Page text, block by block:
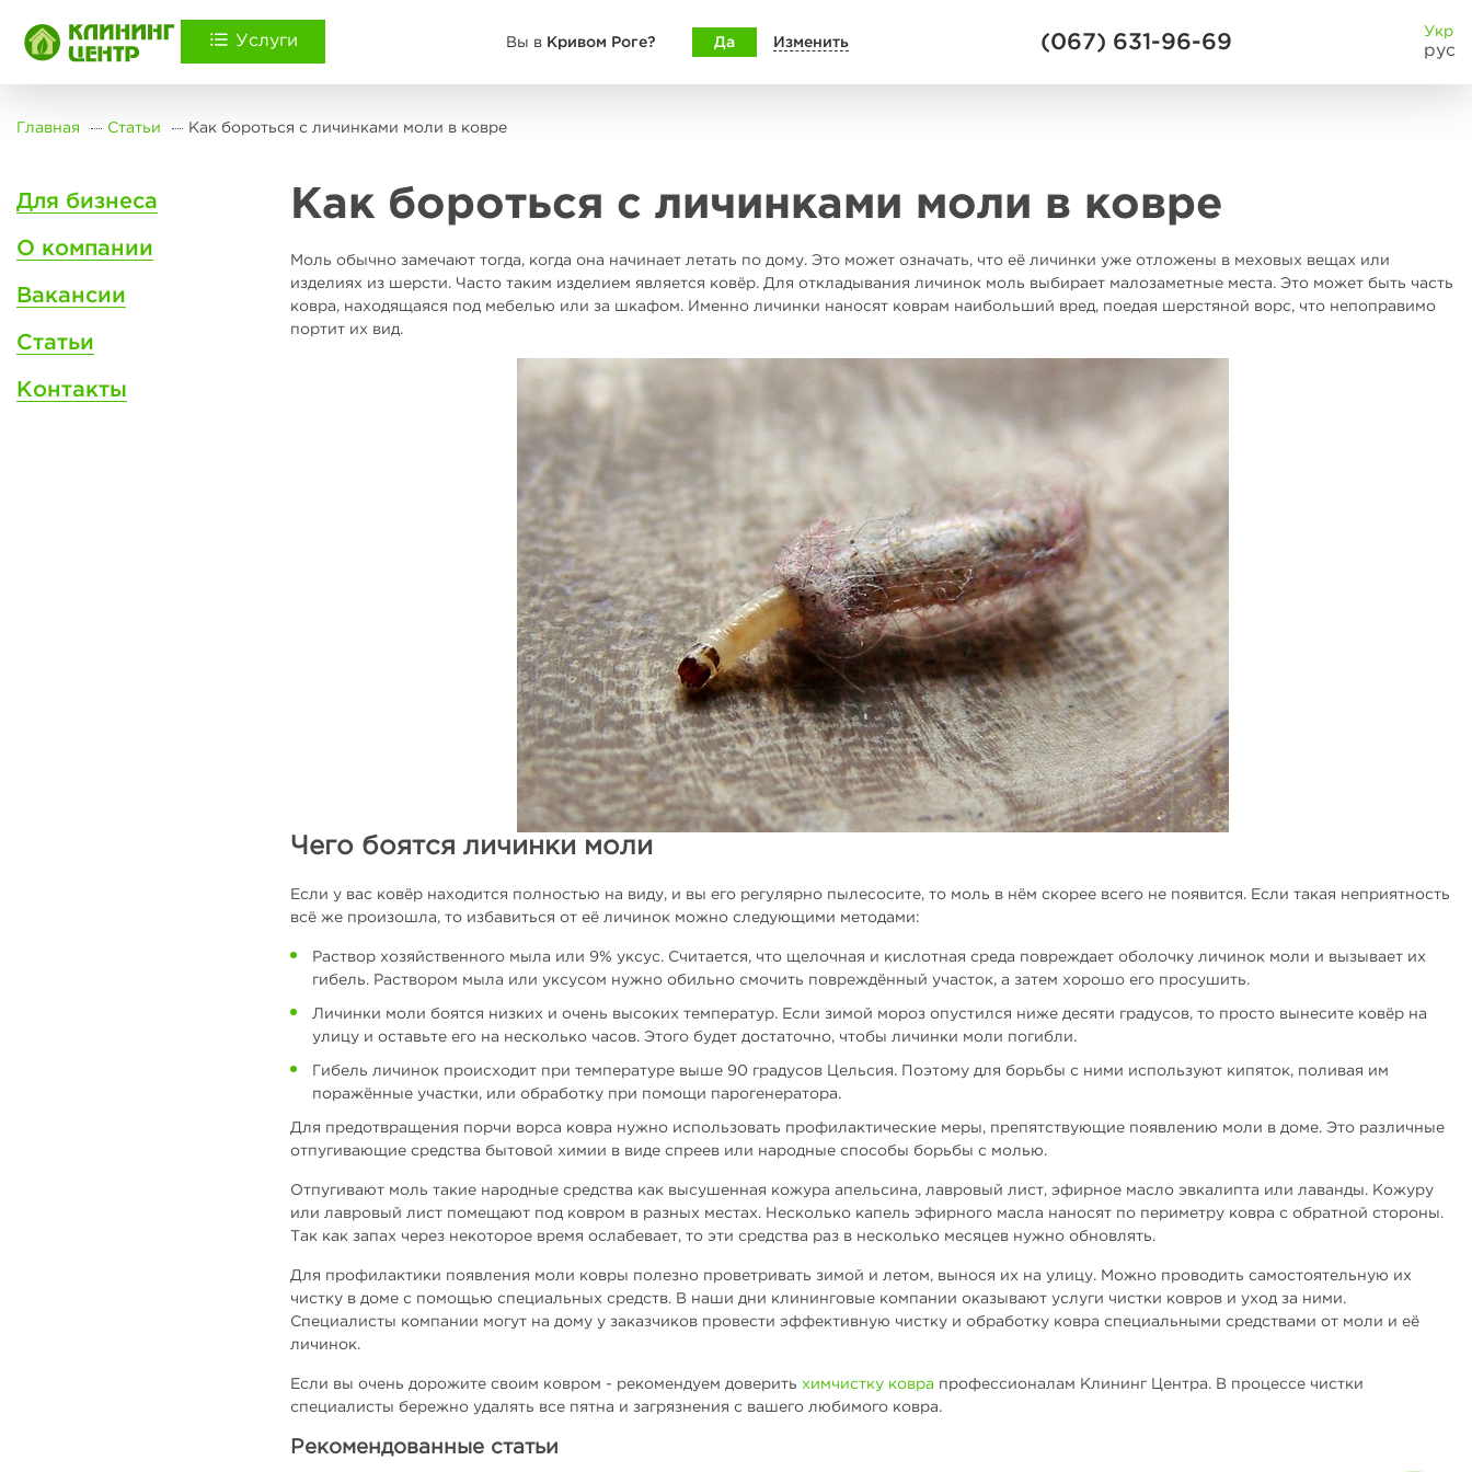
Услуги Вы в Кривом Роге? Да Изменить (067) 631-96-69 Укр
рус
Главная Статьи Как бороться с личинками моли в ковре
Для бизнеса
О компании
Вакансии
Статьи
Контакты
Как бороться с личинками моли в ковре
Моль обычно замечают тогда, когда она начинает летать по дому. Это может означать, что её личинки уже отложены в меховых вещах или
изделиях из шерсти. Часто таким изделием является ковёр. Для откладывания личинок моль выбирает малозаметные места. Это может быть часть
ковра, находящаяся под мебелью или за шкафом. Именно личинки наносят коврам наибольший вред, поедая шерстяной ворс, что непоправимо
портит их вид.
Чего боятся личинки моли
Если у вас ковёр находится полностью на виду, и вы его регулярно пылесосите, то моль в нём скорее всего не появится. Если такая неприятность
всё же произошла, то избавиться от её личинок можно следующими методами:
Раствор хозяйственного мыла или 9% уксус. Считается, что щелочная и кислотная среда повреждает оболочку личинок моли и вызывает их
гибель. Раствором мыла или уксусом нужно обильно смочить повреждённый участок, а затем хорошо его просушить.
Личинки моли боятся низких и очень высоких температур. Если зимой мороз опустился ниже десяти градусов, то просто вынесите ковёр на
улицу и оставьте его на несколько часов. Этого будет достаточно, чтобы личинки моли погибли.
Гибель личинок происходит при температуре выше 90 градусов Цельсия. Поэтому для борьбы с ними используют кипяток, поливая им
поражённые участки, или обработку при помощи парогенератора.
Для предотвращения порчи ворса ковра нужно использовать профилактические меры, препятствующие появлению моли в доме. Это различные
отпугивающие средства бытовой химии в виде спреев или народные способы борьбы с молью.
Отпугивают моль такие народные средства как высушенная кожура апельсина, лавровый лист, эфирное масло эвкалипта или лаванды. Кожуру
или лавровый лист помещают под ковром в разных местах. Несколько капель эфирного масла наносят по периметру ковра с обратной стороны.
Так как запах через некоторое время ослабевает, то эти средства раз в несколько месяцев нужно обновлять.
Для профилактики появления моли ковры полезно проветривать зимой и летом, вынося их на улицу. Можно проводить самостоятельную их
чистку в доме с помощью специальных средств. В наши дни клининговые компании оказывают услуги чистки ковров и уход за ними.
Специалисты компании могут на дому у заказчиков провести эффективную чистку и обработку ковра специальными средствами от моли и её
личинок.
Если вы очень дорожите своим ковром - рекомендуем доверить химчистку ковра профессионалам Клининг Центра. В процессе чистки
специалисты бережно удалять все пятна и загрязнения с вашего любимого ковра.
Рекомендованные статьи